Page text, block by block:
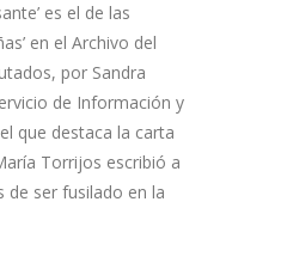
es el de las
en el Archivo del
por Sandra
de Información y
que destaca la carta
Torrijos escribió a
de ser fusilado en la